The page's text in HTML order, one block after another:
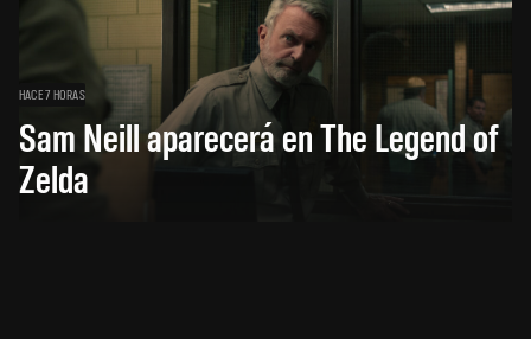
HACE 7 HORAS
Sam Neill aparecerá en The Legend of
Zelda